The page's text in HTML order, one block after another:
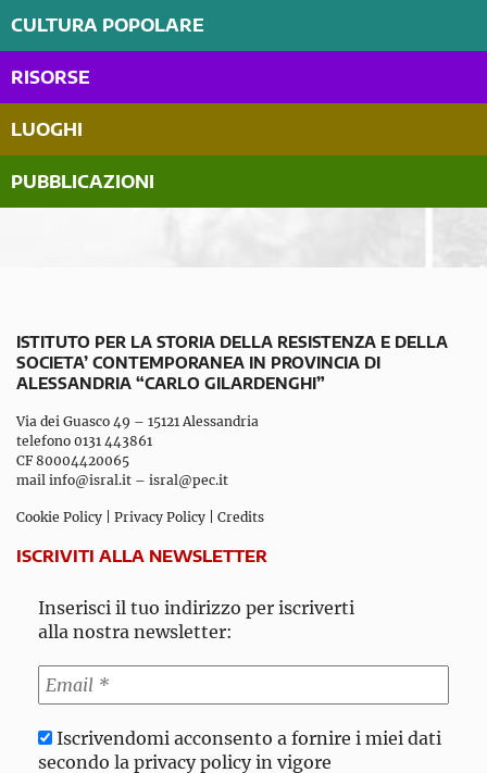
CULTURA POPOLARE
RISORSE
LUOGHI
PUBBLICAZIONI
ISTITUTO PER LA STORIA DELLA RESISTENZA E DELLA
SOCIETA’ CONTEMPORANEA IN PROVINCIA DI
ALESSANDRIA “CARLO GILARDENGHI”
Via dei Guasco 49 – 15121 Alessandria
telefono 0131 443861
CF 80004420065
mail info@isral.it – isral@pec.it
Cookie Policy Privacy Policy Credits
ISCRIVITI ALLA NEWSLETTER
Inserisci il tuo indirizzo per iscriverti
alla nostra newsletter:
Iscrivendomi acconsento a fornire i miei dati
secondo la privacy policy in vigore